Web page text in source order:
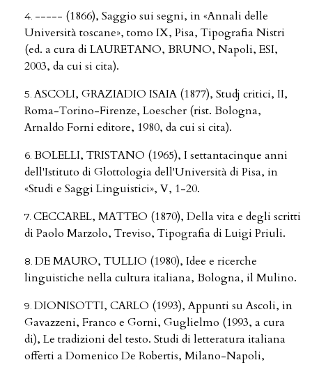
----- (1866), Saggio sui segni, in «Annali delle
Università toscane», tomo IX, Pisa, Tipografia Nistri
(ed. a cura di LAURETANO, BRUNO, Napoli, ESI,
2003, da cui si cita).
ASCOLI, GRAZIADIO ISAIA (1877), Studj critici, II,
Roma-Torino-Firenze, Loescher (rist. Bologna,
Arnaldo Forni editore, 1980, da cui si cita).
BOLELLI, TRISTANO (1965), I settantacinque anni
dell'Istituto di Glottologia dell'Università di Pisa, in
«Studi e Saggi Linguistici», V, 1-20.
CECCAREL, MATTEO (1870), Della vita e degli scritti
di Paolo Marzolo, Treviso, Tipografia di Luigi Priuli.
DE MAURO, TULLIO (1980), Idee e ricerche
linguistiche nella cultura italiana, Bologna, il Mulino.
DIONISOTTI, CARLO (1993), Appunti su Ascoli, in
Gavazzeni, Franco e Gorni, Guglielmo (1993, a cura
di), Le tradizioni del testo. Studi di letteratura italiana
offerti a Domenico De Robertis, Milano-Napoli,